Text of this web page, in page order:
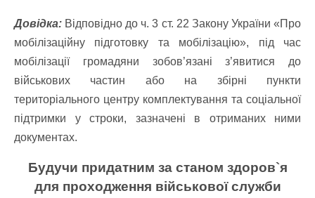
Довідка: Відповідно до ч. 3 ст. 22 Закону України «Про
мобілізаційну підготовку та мобілізацію», під час
мобілізації громадяни зобов’язані з’явитися до
військових частин або на збірні пункти
територіального центру комплектування та соціальної
підтримки у строки, зазначені в отриманих ними
документах.
Будучи придатним за станом здоров`я
для проходження військової служби